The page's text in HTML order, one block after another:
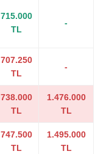
715.000
TL
-
707.250
TL
-
738.000
TL
1.476.000
TL
747.500
TL
1.495.000
TL